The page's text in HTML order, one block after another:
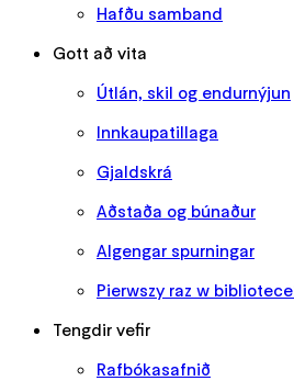
Hafðu samband
Gott að vita
Útlán, skil og endurnýjun
Innkaupatillaga
Gjaldskrá
Aðstaða og búnaður
Algengar spurningar
Pierwszy raz w
Tengdir vefir
Rafbókasafnið